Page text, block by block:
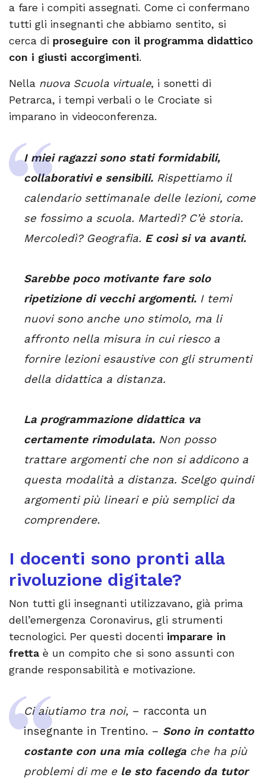
a fare i compiti assegnati. Come ci confermano
tutti gli insegnanti che abbiamo sentito, si
cerca di proseguire con il programma didattico
con i giusti accorgimenti.
Nella nuova Scuola virtuale, i sonetti di
Petrarca, i tempi verbali o le Crociate si
imparano in videoconferenza.
I miei ragazzi sono stati formidabili,
collaborativi e sensibili. Rispettiamo il
calendario settimanale delle lezioni, come
se fossimo a scuola. Martedì? C’è storia.
Mercoledì? Geografia. E così si va avanti.
Sarebbe poco motivante fare solo
ripetizione di vecchi argomenti. I temi
nuovi sono anche uno stimolo, ma li
affronto nella misura in cui riesco a
fornire lezioni esaustive con gli strumenti
della didattica a distanza.
La programmazione didattica va
certamente rimodulata. Non posso
trattare argomenti che non si addicono a
questa modalità a distanza. Scelgo quindi
argomenti più lineari e più semplici da
comprendere.
I docenti sono pronti alla
rivoluzione digitale?
Non tutti gli insegnanti utilizzavano, già prima
dell’emergenza Coronavirus, gli strumenti
tecnologici. Per questi docenti imparare in
fretta è un compito che si sono assunti con
grande responsabilità e motivazione.
Ci aiutiamo tra noi, – racconta un
insegnante in Trentino. – Sono in contatto
costante con una mia collega che ha più
problemi di me e le sto facendo da tutor